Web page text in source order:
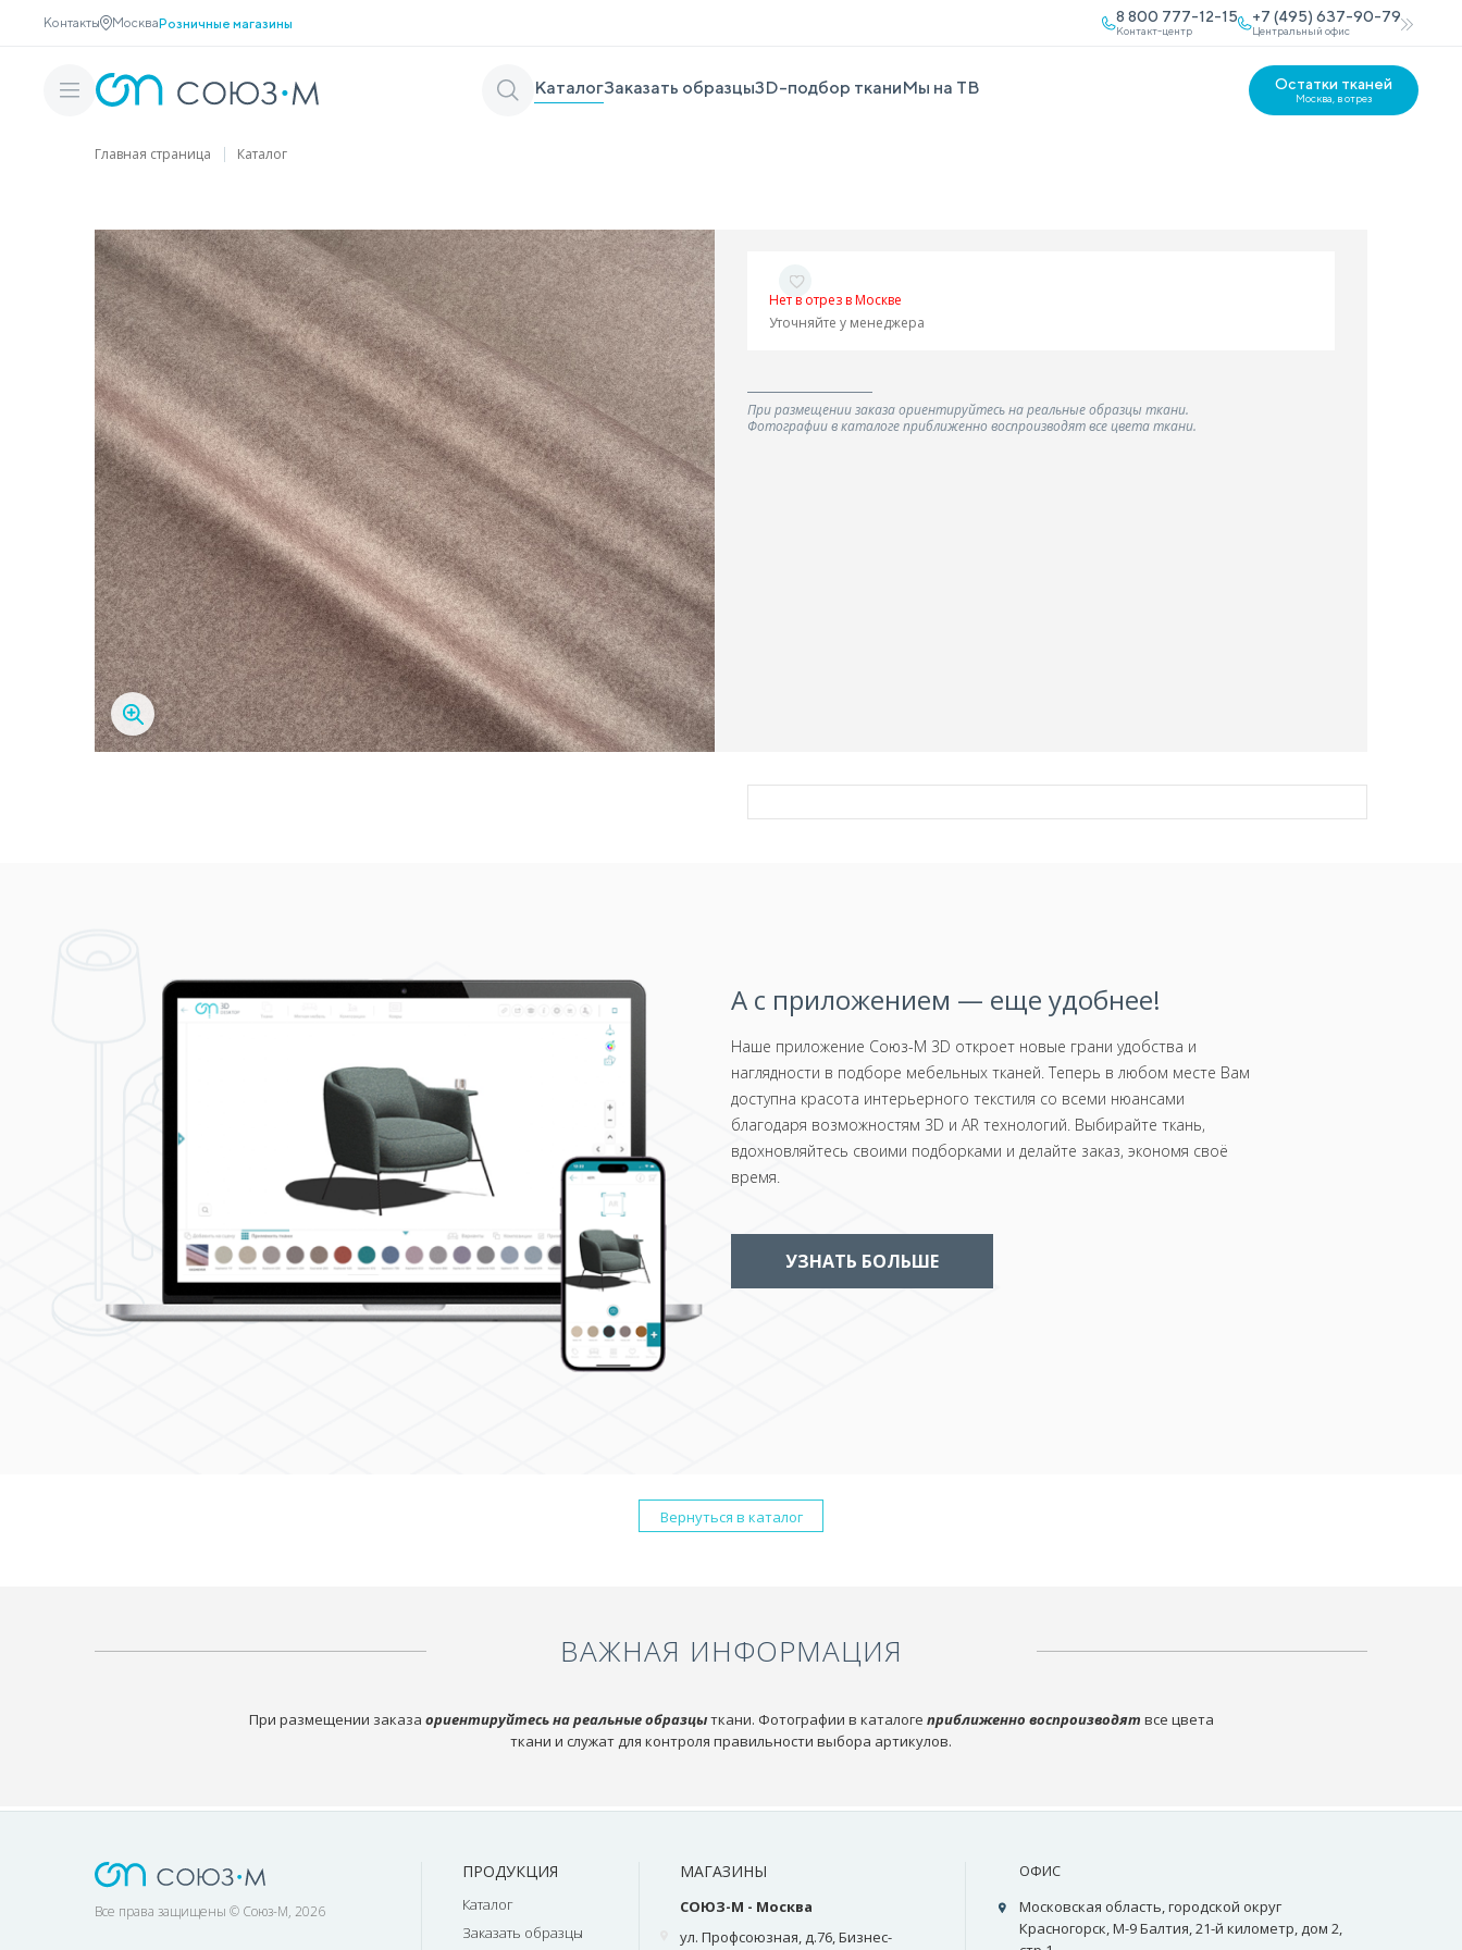
Контакты МоскваРозничные магазины 8 800 777-12-15
Контакт-центр
+7 (495) 637-90-79
Центральный офис
КаталогЗаказать образцы3D-подбор тканиМы на ТВ Остатки тканей
Москва, в отрез
Главная страница Каталог
Нет в отрез в Москве
Уточняйте у менеджера
При размещении заказа ориентируйтесь на реальные образцы ткани.
Фотографии в каталоге приближенно воспроизводят все цвета ткани.
А с приложением — еще удобнее!
Наше приложение Союз-М 3D откроет новые грани удобства и
наглядности в подборе мебельных тканей. Теперь в любом месте Вам
доступна красота интерьерного текстиля со всеми нюансами
благодаря возможностям 3D и AR технологий. Выбирайте ткань,
вдохновляйтесь своими подборками и делайте заказ, экономя своё
время.
УЗНАТЬ БОЛЬШЕ
Вернуться в каталог
ВАЖНАЯ ИНФОРМАЦИЯ
При размещении заказа ориентируйтесь на реальные образцыткани. Фотографии в каталоге приближенно воспроизводят все цвета
ткани и служат для контроля правильности выбора артикулов.
Все права защищены © Союз-М, 2026
ПРОДУКЦИЯ
Каталог
Заказать образцы
МАГАЗИНЫ
СОЮЗ-М - Москва
ул. Профсоюзная, д.76, Бизнес-
ОФИС
Московская область, городской округ
Красногорск, М-9 Балтия, 21-й километр, дом 2,